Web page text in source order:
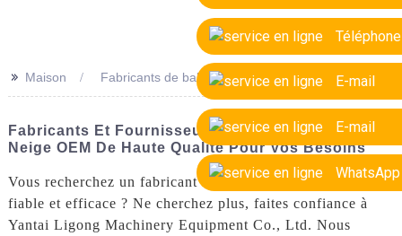
Téléphone
E-mail
E-mail
WhatsApp
>> Maison Fabricants de balayeuses à neige OEM
Fabricants Et Fournisseurs De Balayeuses À
Neige OEM De Haute Qualité Pour Vos Besoins
Vous recherchez un fabricant de balayeuses à neige OEM
fiable et efficace ? Ne cherchez plus, faites confiance à
Yantai Ligong Machinery Equipment Co., Ltd. Nous